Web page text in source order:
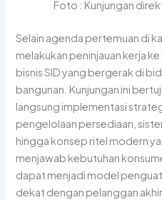
Foto : Kunjungan
Selain agenda pertemuan di
melakukan peninjauan kerja ke
bisnis SID yang bergerak di
bangunan. Kunjungan ini
langsung implementasi
pengelolaan persediaan,
hingga konsep ritel modern
menjawab kebutuhan
dapat menjadi model
dekat dengan pelanggan akhir.